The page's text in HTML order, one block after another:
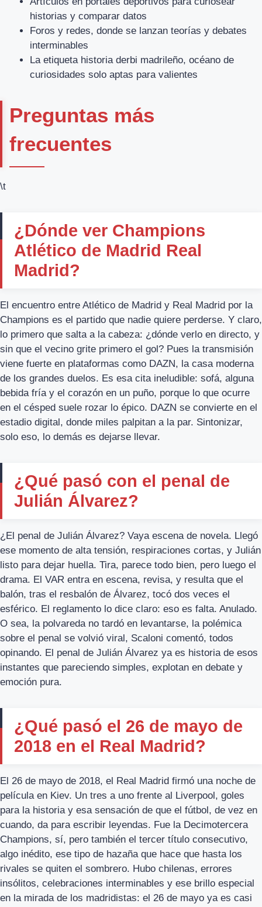
historias y comparar datos
Foros y redes, donde se lanzan teorías y debates
interminables
La etiqueta historia derbi madrileño, océano de
curiosidades solo aptas para valientes
Preguntas más
frecuentes
\t
¿Dónde ver Champions
Atlético de Madrid Real
Madrid?
El encuentro entre Atlético de Madrid y Real Madrid por la
Champions es el partido que nadie quiere perderse. Y claro,
lo primero que salta a la cabeza: ¿dónde verlo en directo, y
sin que el vecino grite primero el gol? Pues la transmisión
viene fuerte en plataformas como DAZN, la casa moderna
de los grandes duelos. Es esa cita ineludible: sofá, alguna
bebida fría y el corazón en un puño, porque lo que ocurre
en el césped suele rozar lo épico. DAZN se convierte en el
estadio digital, donde miles palpitan a la par. Sintonizar,
solo eso, lo demás es dejarse llevar.
¿Qué pasó con el penal de
Julián Álvarez?
¿El penal de Julián Álvarez? Vaya escena de novela. Llegó
ese momento de alta tensión, respiraciones cortas, y Julián
listo para dejar huella. Tira, parece todo bien, pero luego el
drama. El VAR entra en escena, revisa, y resulta que el
balón, tras el resbalón de Álvarez, tocó dos veces el
esférico. El reglamento lo dice claro: eso es falta. Anulado.
O sea, la polvareda no tardó en levantarse, la polémica
sobre el penal se volvió viral, Scaloni comentó, todos
opinando. El penal de Julián Álvarez ya es historia de esos
instantes que pareciendo simples, explotan en debate y
emoción pura.
¿Qué pasó el 26 de mayo de
2018 en el Real Madrid?
El 26 de mayo de 2018, el Real Madrid firmó una noche de
película en Kiev. Un tres a uno frente al Liverpool, goles
para la historia y esa sensación de que el fútbol, de vez en
cuando, da para escribir leyendas. Fue la Decimotercera
Champions, sí, pero también el tercer título consecutivo,
algo inédito, ese tipo de hazaña que hace que hasta los
rivales se quiten el sombrero. Hubo chilenas, errores
insólitos, celebraciones interminables y ese brillo especial
en la mirada de los madridistas: el 26 de mayo ya es casi